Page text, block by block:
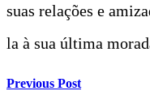
suas relações e
la à sua última
Previous Post